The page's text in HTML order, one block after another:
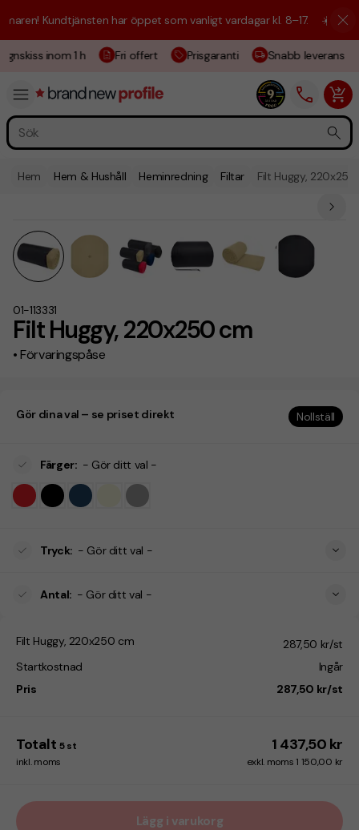
Kundtjänsten har öppet som vanligt vardagar kl. 8–17. ☀️ Vi är
inom 1 h Fri offert Prisgaranti Snabb leverans
Hem Hem & Hushåll Heminredning Filtar Filt Huggy,
Filt Huggy, 220x250 cm
• Förvaringspåse
01-113331
Gör dina val – se priset direkt Nollställ
Färger: - Gör ditt val -
Tryck: - Gör ditt val -
Antal: - Gör ditt val -
Filt Huggy, 220x250 cm
287,50 kr/st
Startkostnad
Ingår
Pris
287,50 kr/st
Totalt 5 st 1 437,50 kr
inkl. moms exkl. moms 1 150,00 kr
Lägg i varukorg